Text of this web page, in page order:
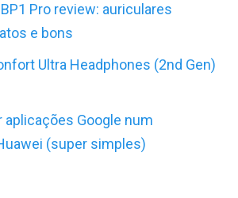
Pro review: auriculares
e bons
Ultra Headphones (2nd Gen)
aplicações Google num
(super simples)